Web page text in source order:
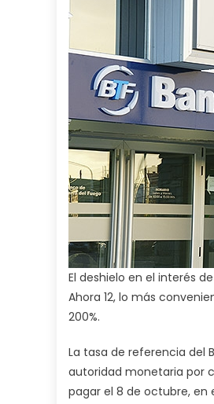
El deshielo en el interés
Ahora 12, lo más
200%.
La tasa de referencia del
autoridad monetaria por
pagar el 8 de octubre, en